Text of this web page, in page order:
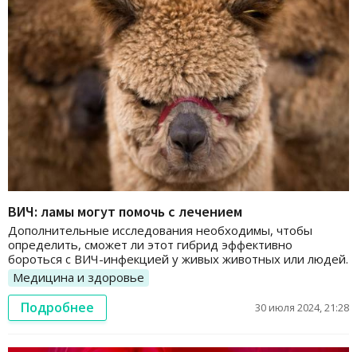
ВИЧ: ламы могут помочь с лечением
Дополнительные исследования необходимы, чтобы
определить, сможет ли этот гибрид эффективно
бороться с ВИЧ-инфекцией у живых животных или людей.
Медицина и здоровье
Подробнее 30 июля 2024, 21:28